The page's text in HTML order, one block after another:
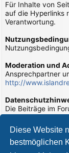
Diese Website
bestmöglichen
Für Inhalte von
auf die Hyperlinks
Verantwortung.
Moderation und
Ansprechpartner
http://
Die Beiträge im
page/
Islandreise